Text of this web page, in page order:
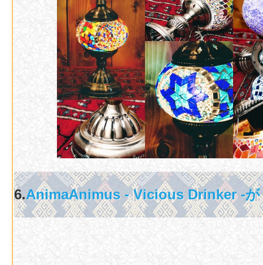
6.AnimaAnimus - Vicious Drinker -が